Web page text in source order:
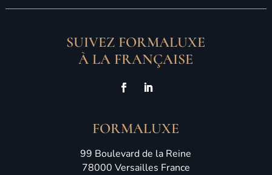
SUIVEZ FORMALUXE
À LA FRANÇAISE
FORMALUXE
99 Boulevard de la Reine
78000 Versailles France